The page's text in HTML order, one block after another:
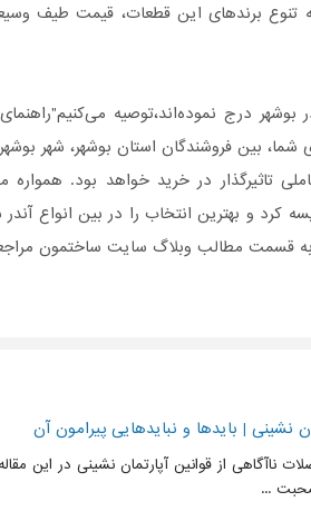
تنوع برندهای این قطعات، قیمت طیف
درج نموده‌اند،توصیه
شما، بین فروشندگان استان بوشهر، شهر
تاثیر‌گذار در خرید خواهد بود.
کرد و بهترین انتخاب را در بین انواع
قسمت مطالب وبلاگ سایت ساختمون
نشینی | بایدها و نبایدهایی پیرامون آن
ناآگاهی از قوانین آپارتمان نشینی در این
...